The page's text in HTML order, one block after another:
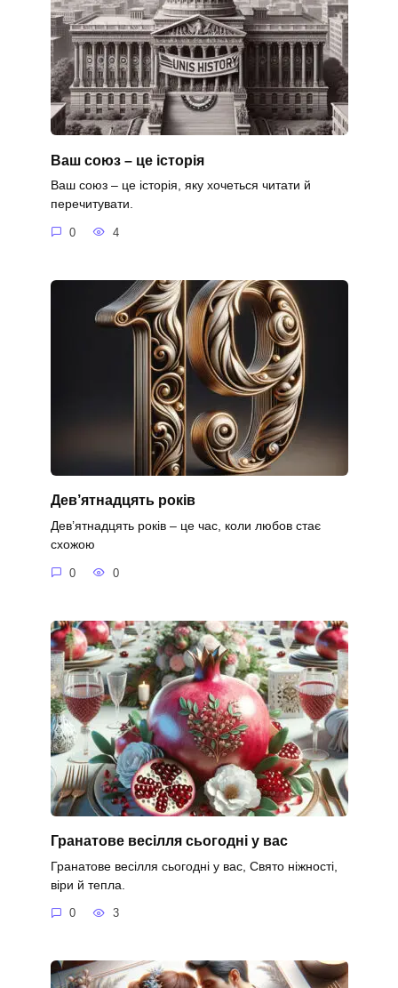
Ваш союз – це історія
Ваш союз – це історія, яку хочеться читати й
перечитувати.
0 4
Дев’ятнадцять років
Дев’ятнадцять років – це час, коли любов стає
схожою
0 0
Гранатове весілля сьогодні у вас
Гранатове весілля сьогодні у вас, Свято ніжності,
віри й тепла.
0 3